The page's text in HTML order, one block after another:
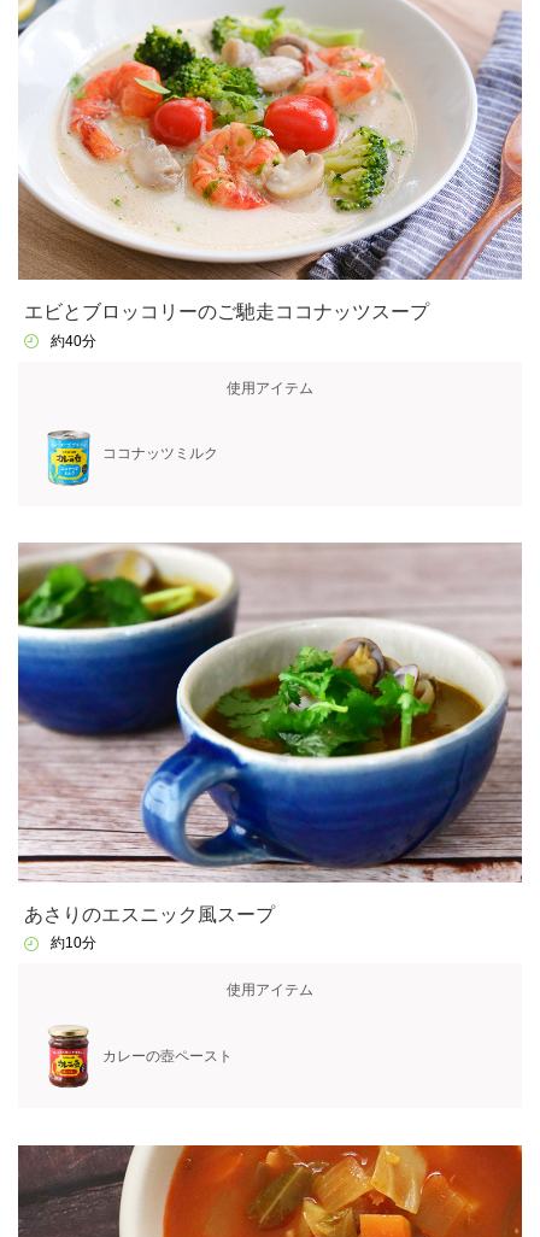
エビとブロッコリーのご馳走ココナッツスープ
約40分
使用アイテム
ココナッツミルク
あさりのエスニック風スープ
約10分
使用アイテム
カレーの壺ペースト